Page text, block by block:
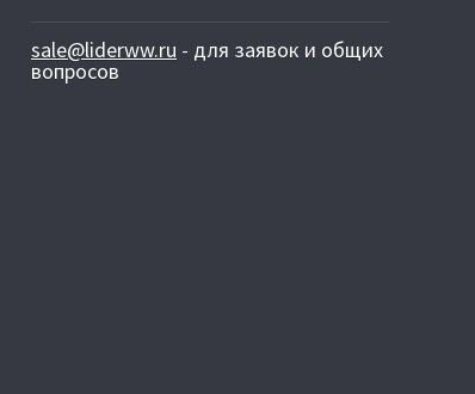
sale@liderww.ru - для заявок и общих
вопросов